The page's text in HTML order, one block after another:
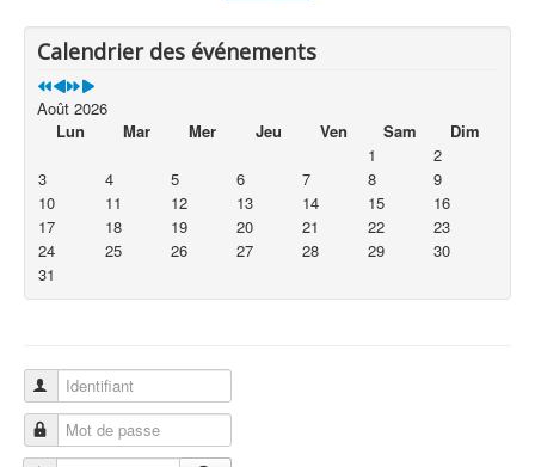
Calendrier des événements
Août 2026
Lun
Mar Mer Jeu Ven Sam
Dim
1
2
3
4 5 6 7 8
9
10
11 12 13 14 15
16
17
18 19 20 21 22
23
24
25 26 27 28 29
30
31
Identifiant
Mot de passe